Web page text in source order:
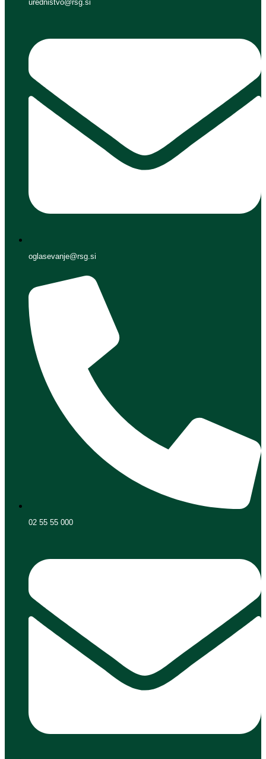
urednistvo@rsg.si
oglasevanje@rsg.si
02 55 55 000